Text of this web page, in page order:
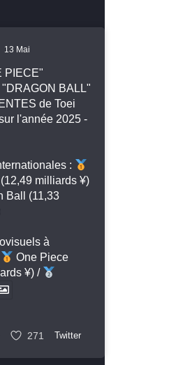
13 Mai
PIECE"
BALL"
de Toei
l'année 2025 -
:
milliards ¥)
Ball (11,33
à
One Piece
¥) /
271 Twitter